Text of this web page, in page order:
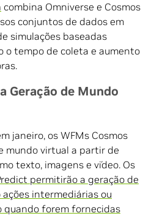
combina Omniverse e Cosmos
conjuntos de dados em
simulações baseadas
o tempo de coleta e aumento
Geração de Mundo
janeiro, os WFMs Cosmos
mundo virtual a partir de
texto, imagens e vídeo. Os
permitirão a geração de
intermediárias ou
forem fornecidas